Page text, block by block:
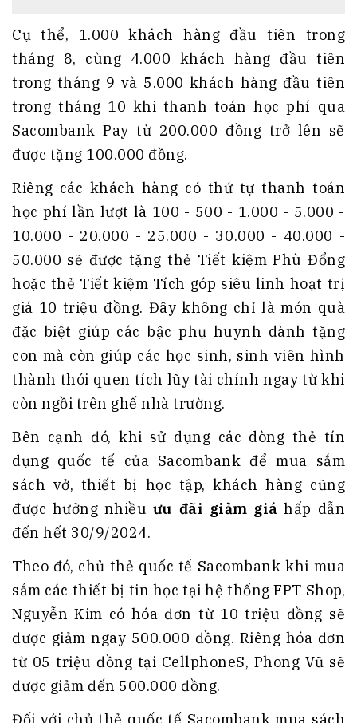
Cụ thể, 1.000 khách hàng đầu tiên trong
tháng 8, cùng 4.000 khách hàng đầu tiên
trong tháng 9 và 5.000 khách hàng đầu tiên
trong tháng 10 khi thanh toán học phí qua
Sacombank Pay từ 200.000 đồng trở lên sẽ
được tặng 100.000 đồng.
Riêng các khách hàng có thứ tự thanh toán
học phí lần lượt là 100 - 500 - 1.000 - 5.000 -
10.000 - 20.000 - 25.000 - 30.000 - 40.000 -
50.000 sẽ được tặng thẻ Tiết kiệm Phù Đổng
hoặc thẻ Tiết kiệm Tích góp siêu linh hoạt trị
giá 10 triệu đồng. Đây không chỉ là món quà
đặc biệt giúp các bậc phụ huynh dành tặng
con mà còn giúp các học sinh, sinh viên hình
thành thói quen tích lũy tài chính ngay từ khi
còn ngồi trên ghế nhà trường.
Bên cạnh đó, khi sử dụng các dòng thẻ tín
dụng quốc tế của Sacombank để mua sắm
sách vở, thiết bị học tập, khách hàng cũng
được hưởng nhiều ưu đãi giảm giá hấp dẫn
đến hết 30/9/2024.
Theo đó, chủ thẻ quốc tế Sacombank khi mua
sắm các thiết bị tin học tại hệ thống FPT Shop,
Nguyễn Kim có hóa đơn từ 10 triệu đồng sẽ
được giảm ngay 500.000 đồng. Riêng hóa đơn
từ 05 triệu đồng tại CellphoneS, Phong Vũ sẽ
được giảm đến 500.000 đồng.
Đối với chủ thẻ quốc tế Sacombank mua sách